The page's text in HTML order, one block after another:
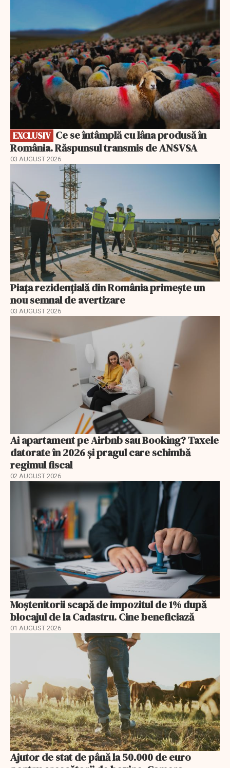
EXCLUSIV
România. Răspunsul transmis de ANSVSA
03 AUGUST 2026
Piața rezidențială din România primește un
nou semnal de avertizare
03 AUGUST 2026
Ai apartament pe Airbnb sau Booking? Taxele
datorate în 2026 și pragul care schimbă
regimul fiscal
02 AUGUST 2026
Moștenitorii scapă de impozitul de 1% după
blocajul de la Cadastru. Cine beneficiază
01 AUGUST 2026
Ajutor de stat de până la 50.000 de euro